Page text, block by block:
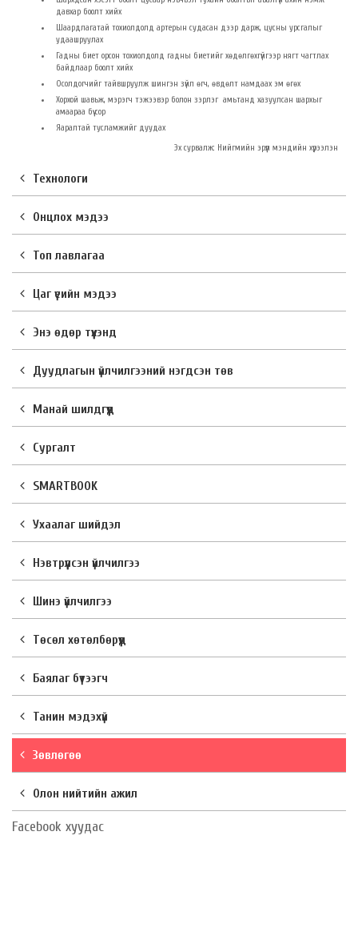
давхар боолт хийх
Шаардлагатай тохиолдолд артерын судасан дээр дарж, цусны урсгалыг
удаашруулах
Гадны биет орсон тохиолдолд гадны биетийг хөдөлгөхгүйгээр нягт чагтлах
байдлаар боолт хийх
Осолдогчийг тайвшруулж шингэн зүйл өгч, өвдөлт намдаах эм өгөх
Хорхой шавьж, мэрэгч тэжээвэр болон зэрлэг амьтанд хазуулсан шархыг
амаараа бүү сор
Яаралтай тусламжийг дуудах
Эх сурвалж: Нийгмийн эрүүл мэндийн хүрээлэн
Технологи
Онцлох мэдээ
Топ лавлагаа
Цаг үеийн мэдээ
Энэ өдөр түүхэнд
Дуудлагын үйлчилгээний нэгдсэн төв
Манай шилдгүүд
Сургалт
SMARTBOOK
Ухаалаг шийдэл
Нэвтрүүлсэн үйлчилгээ
Шинэ үйлчилгээ
Төсөл хөтөлбөрүүд
Баялаг бүтээгч
Танин мэдэхүй
Зөвлөгөө
Олон нийтийн ажил
Facebook хуудас